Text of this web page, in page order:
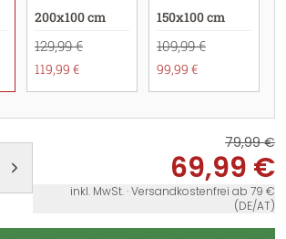
200x100 cm
129,99 €
119,99 €
150x100 cm
109,99 €
99,99 €
79,99 €
69,99 €
inkl. MwSt. · Versandkostenfrei ab 79 €
(DE/AT)